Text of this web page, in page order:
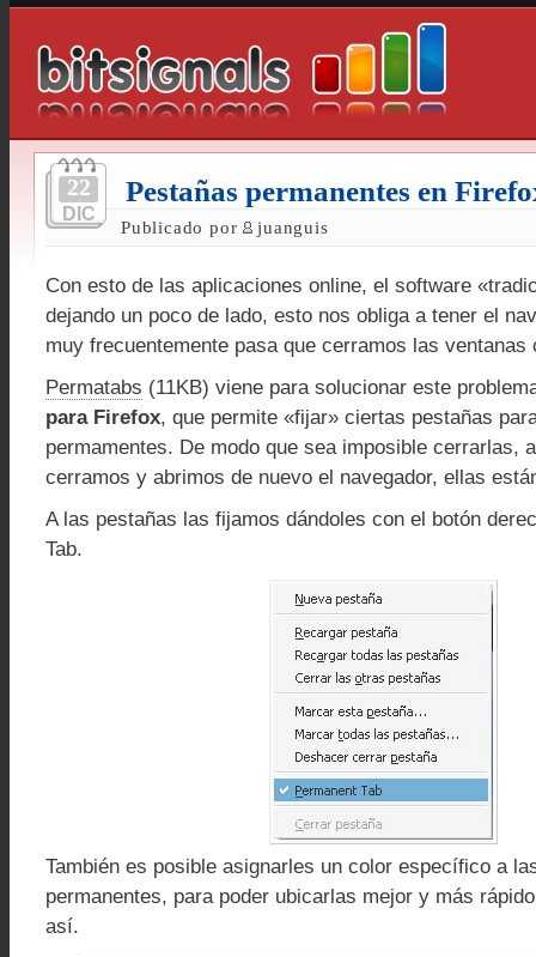
22
DIC
Pestañas permanentes en
Publicado por juanguis
Con esto de las aplicaciones online, el software
dejando un poco de lado, esto nos obliga a tener el
muy frecuentemente pasa que cerramos las ventanas
Permatabs (11KB) viene para solucionar este
para Firefox, que permite «fijar» ciertas pestañas
permamentes. De modo que sea imposible cerrarlas,
cerramos y abrimos de nuevo el navegador, ellas
A las pestañas las fijamos dándoles con el botón
Tab.
También es posible asignarles un color específico a
permanentes, para poder ubicarlas mejor y más
así.